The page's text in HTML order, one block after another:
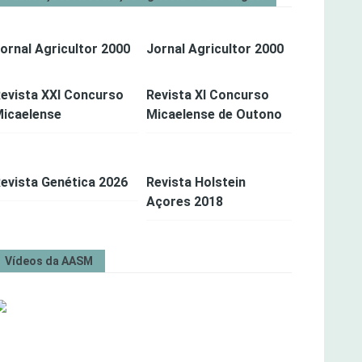
Agricultor 2000 Jornal Agricultor 2000
XXI Concurso
Revista XI Concurso
Micaelense de Outono
Genética 2026
Revista Holstein
Açores 2018
Vídeos da AASM